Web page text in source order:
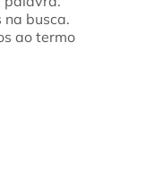
na busca.
ao termo